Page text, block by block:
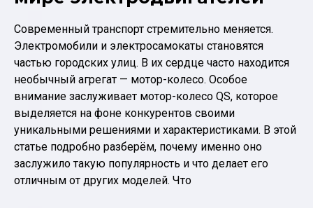
Современный транспорт стремительно меняется.
Электромобили и электросамокаты становятся
частью городских улиц. В их сердце часто находится
необычный агрегат — мотор-колесо. Особое
внимание заслуживает мотор-колесо QS, которое
выделяется на фоне конкурентов своими
уникальными решениями и характеристиками. В этой
статье подробно разберём, почему именно оно
заслужило такую популярность и что делает его
отличным от других моделей. Что